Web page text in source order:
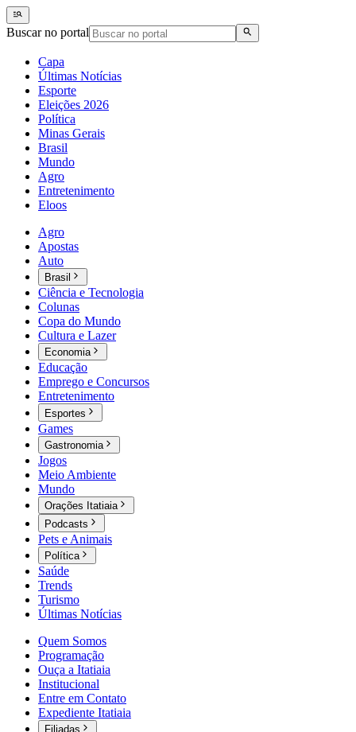
Buscar no portal
Capa
Últimas Notícias
Esporte
Eleições 2026
Política
Minas Gerais
Brasil
Mundo
Agro
Entretenimento
Eloos
Agro
Apostas
Auto
Brasil
Ciência e Tecnologia
Colunas
Copa do Mundo
Cultura e Lazer
Economia
Educação
Emprego e Concursos
Entretenimento
Esportes
Games
Gastronomia
Jogos
Meio Ambiente
Mundo
Orações Itatiaia
Podcasts
Pets e Animais
Política
Saúde
Trends
Turismo
Últimas Notícias
Quem Somos
Programação
Ouça a Itatiaia
Institucional
Entre em Contato
Expediente Itatiaia
Filiadas